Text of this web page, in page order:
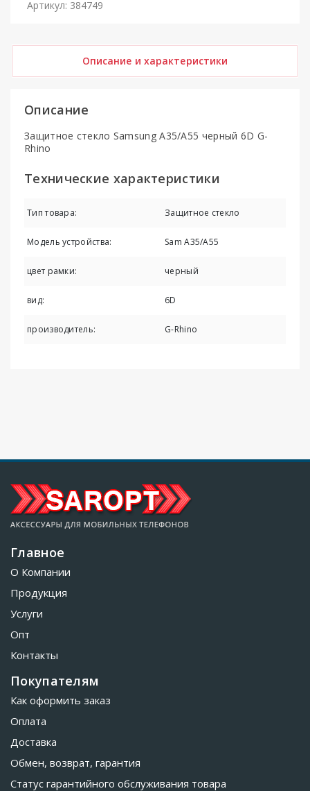
Артикул: 384749
Описание и характеристики
Описание
Защитное стекло Samsung A35/A55 черный 6D G-
Rhino
Технические характеристики
Тип товара: Защитное стекло
Модель устройства: Sam A35/A55
цвет рамки: черный
вид: 6D
производитель: G-Rhino
Главное
О Компании
Продукция
Услуги
Опт
Контакты
Покупателям
Как оформить заказ
Оплата
Доставка
Обмен, возврат, гарантия
Статус гарантийного обслуживания товара